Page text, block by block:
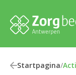
Startpagina/